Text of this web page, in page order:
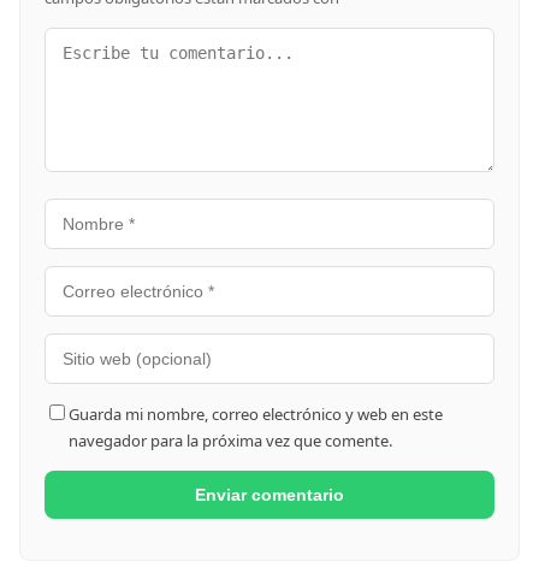
Guarda mi nombre, correo electrónico y web en este
navegador para la próxima vez que comente.